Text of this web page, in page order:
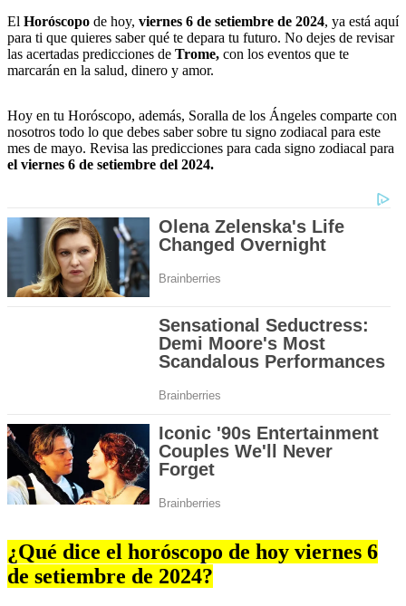
El Horóscopo de hoy, viernes 6 de setiembre de 2024, ya está aquí
para ti que quieres saber qué te depara tu futuro. No dejes de revisar
las acertadas predicciones de Trome, con los eventos que te
marcarán en la salud, dinero y amor.
Hoy en tu Horóscopo, además, Soralla de los Ángeles comparte con
nosotros todo lo que debes saber sobre tu signo zodiacal para este
mes de mayo. Revisa las predicciones para cada signo zodiacal para
el viernes 6 de setiembre del 2024.
¿Qué dice el horóscopo de hoy viernes 6
de setiembre de 2024?